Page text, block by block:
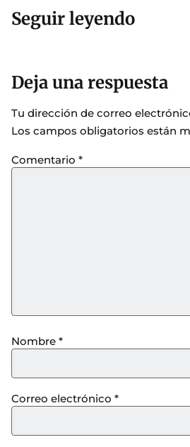
Seguir leyendo
Deja una respuesta
Tu dirección de correo
Los campos obligatorios están
Comentario *
Nombre *
Correo electrónico *